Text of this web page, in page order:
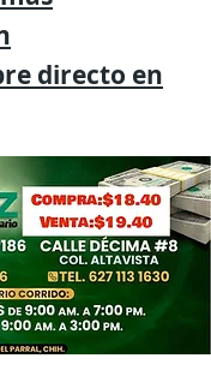
directo en